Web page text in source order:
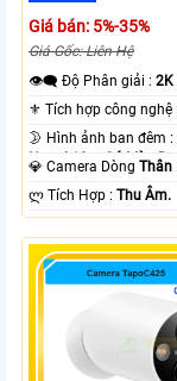
Giá bán: 5%-35%
Giá Gốc: Liên Hệ
👁️‍🗨 Độ Phân giải :2K
⚜️ Tích hợp công nghệ :
🌛 Hình ảnh ban đêm :
Ngoại 10m Có Màu
💎 Camera DòngThân
️ლ Tích Hợp :Thu Âm.